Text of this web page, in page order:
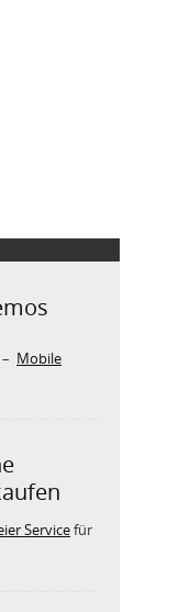
– Mobile
Servicefür